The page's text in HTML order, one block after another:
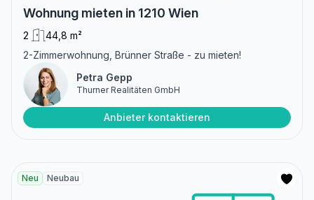
Wohnung mieten in 1210 Wien
2
44,8 m²
2-Zimmerwohnung, Brünner Straße - zu mieten!
Petra Gepp
Thurner Realitäten GmbH
Anbieter kontaktieren
Neu Neubau